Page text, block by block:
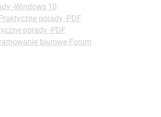
-Windows 10
porady -PDF
porady -PDF
biurowe Forum